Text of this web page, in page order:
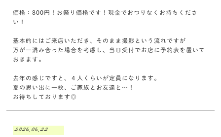
価格：800円！お祭り価格です！現金でおつりなくお持ちくださ
い！
基本的にはご来店いただき、そのまま撮影という流れですが
万が一混み合った場合を考慮し、当日受付でお店に予約表を置いて
おきます。
去年の感じですと、４人くらいが定員になります。
夏の思い出に一枚、ご家族とお友達と…！
お待ちしております◎
2026.06.22